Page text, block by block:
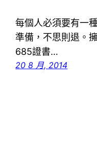
每個人必須要有一
準備，不思則退。
685證書…
20 8 月, 2014